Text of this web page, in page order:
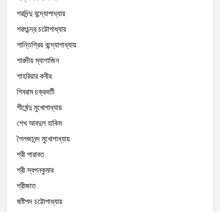
শরদিন্দু বন্দ্যোপাধ্যায়
শরৎচন্দ্র চট্টোপাধ্যায়
শান্তিপ্রিয় বন্দ্যোপাধ্যায়
শারদীয় ম্যাগাজিন
শাহরিয়ার কবীর
শিবরাম চক্রবর্তী
শীর্ষেন্দু মুখোপাধ্যায়
শেখ আবদুল হাকিম
শৈলজানন্দ মুখোপাধ্যায়
শ্রী পারাবত
শ্রী স্বপনকুমার
শ্রীজাত
ষষ্টিপদ চট্টোপাধ্যায়